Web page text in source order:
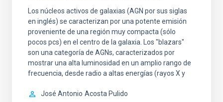
Los núcleos activos de galaxias (AGN por sus siglas
en inglés) se caracterizan por una potente emisión
proveniente de una región muy compacta (sólo
pocos pcs) en el centro de la galaxia. Los "blazars"
son una categoría de AGNs, caracterizados por
mostrar una alta luminosidad en un amplio rango de
frecuencia, desde radio a altas energías (rayos X y
José Antonio Acosta Pulido